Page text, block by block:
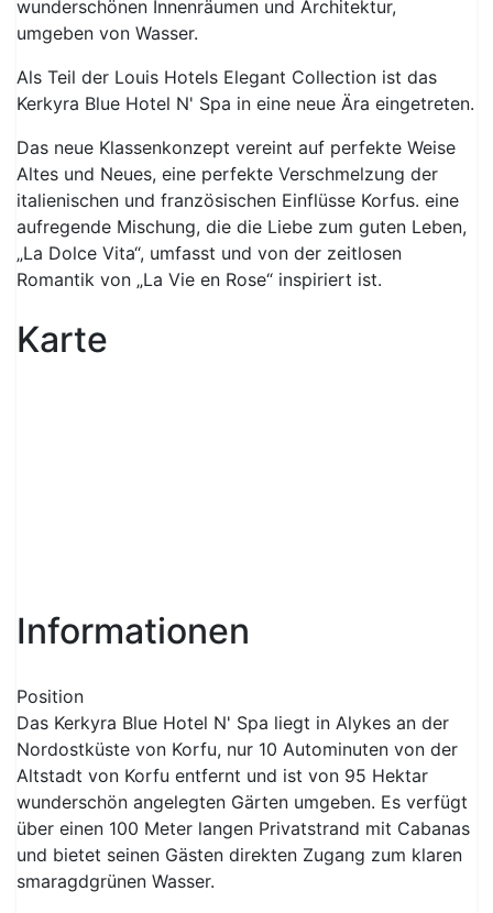
wunderschönen Innenräumen und Architektur,
umgeben von Wasser.
Als Teil der Louis Hotels Elegant Collection ist das
Kerkyra Blue Hotel N' Spa in eine neue Ära eingetreten.
Das neue Klassenkonzept vereint auf perfekte Weise
Altes und Neues, eine perfekte Verschmelzung der
italienischen und französischen Einflüsse Korfus. eine
aufregende Mischung, die die Liebe zum guten Leben,
„La Dolce Vita“, umfasst und von der zeitlosen
Romantik von „La Vie en Rose“ inspiriert ist.
Karte
Informationen
Position
Das Kerkyra Blue Hotel N' Spa liegt in Alykes an der
Nordostküste von Korfu, nur 10 Autominuten von der
Altstadt von Korfu entfernt und ist von 95 Hektar
wunderschön angelegten Gärten umgeben. Es verfügt
über einen 100 Meter langen Privatstrand mit Cabanas
und bietet seinen Gästen direkten Zugang zum klaren
smaragdgrünen Wasser.